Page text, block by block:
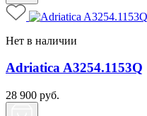
Нет в наличии
Adriatica A3254.1153Q
28 900 руб.